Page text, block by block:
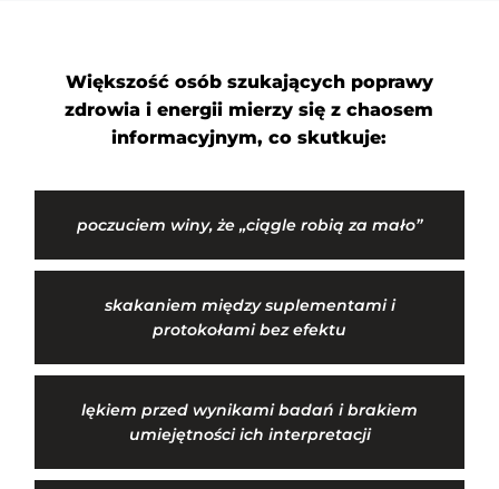
Większość osób szukających poprawy
zdrowia i energii mierzy się z chaosem
informacyjnym, co skutkuje:
poczuciem winy, że „ciągle robią za mało”
skakaniem między suplementami i
protokołami bez efektu
lękiem przed wynikami badań i brakiem
umiejętności ich interpretacji